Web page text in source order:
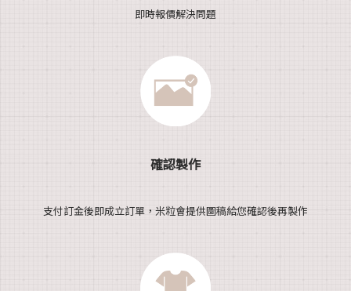
即時報價解決問題
確認製作
支付訂金後即成立訂單，米粒會提供圖稿給您確認後再製作